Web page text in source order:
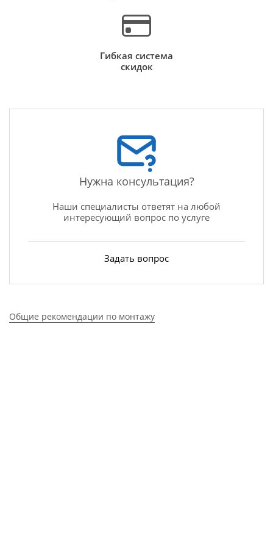
Гибкая система
скидок
Нужна консультация?
Наши специалисты ответят на любой
интересующий вопрос по услуге
Задать вопрос
Общие рекомендации по монтажу